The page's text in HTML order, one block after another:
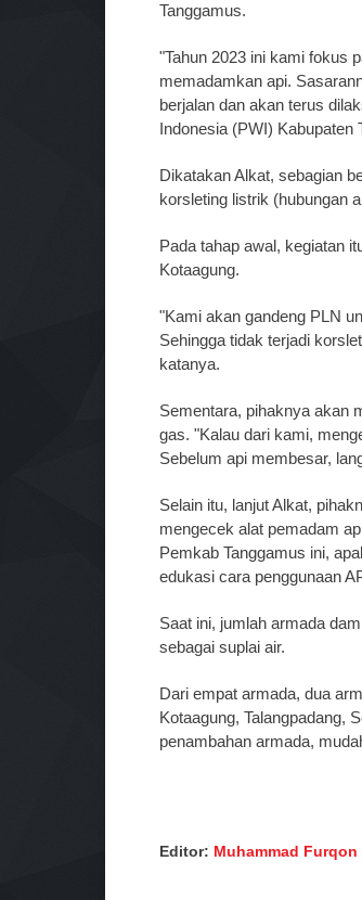
Tanggamus.
"Tahun 2023 ini kami fokus
memadamkan api.
berjalan dan akan terus
Indonesia (PWI) Kabupaten
Dikatakan Alkat, sebagian
korsleting listrik (hubungan
Pada tahap awal, kegiatan
Kotaagung.
"Kami akan gandeng PLN
Sehingga tidak terjadi
katanya.
Sementara, pihaknya akan
gas. "Kalau dari kami,
Sebelum api membesar,
Selain itu, lanjut Alkat,
mengecek alat pemadam
Pemkab Tanggamus ini,
edukasi cara penggunaan
Saat ini, jumlah armada
sebagai suplai air.
Dari empat armada, dua
Kotaagung, Talangpadang,
penambahan armada,
Editor: Muhammad Furqon